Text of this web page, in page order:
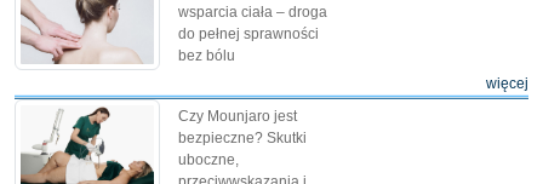
wsparcia ciała – droga
do pełnej sprawności
bez bólu
więcej
Czy Mounjaro jest
bezpieczne? Skutki
uboczne,